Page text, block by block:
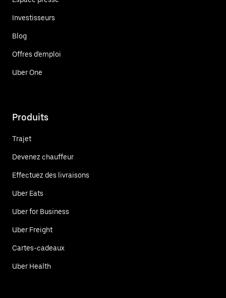
Investisseurs
Blog
Offres d'emploi
Uber One
Produits
Trajet
Devenez chauffeur
Effectuez des livraisons
Uber Eats
Uber for Business
Uber Freight
Cartes-cadeaux
Uber Health